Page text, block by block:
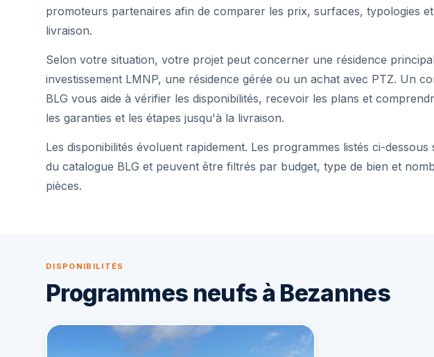
promoteurs partenaires afin de comparer les prix, surfaces, typologies et
livraison.
Selon votre situation, votre projet peut concerner une résidence
investissement LMNP, une résidence gérée ou un achat avec PTZ. Un
BLG vous aide à vérifier les disponibilités, recevoir les plans et
les garanties et les étapes jusqu'à la livraison.
Les disponibilités évoluent rapidement. Les programmes listés ci-dessous
du catalogue BLG et peuvent être filtrés par budget, type de bien et
pièces.
DISPONIBILITÉS
Programmes neufs à Bezannes